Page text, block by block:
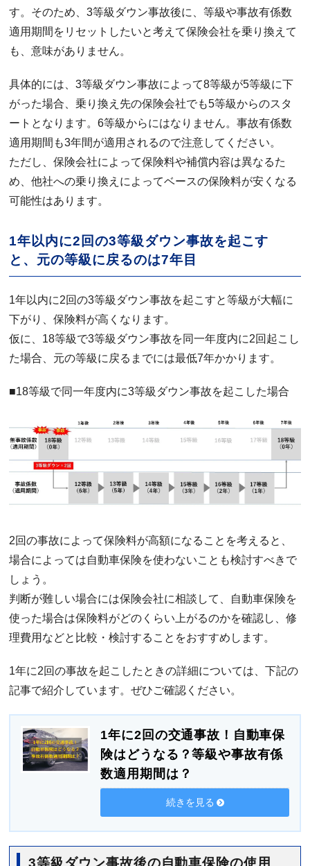
す。そのため、3等級ダウン事故後に、等級や事故有係数
適用期間をリセットしたいと考えて保険会社を乗り換えて
も、意味がありません。
具体的には、3等級ダウン事故によって8等級が5等級に下
がった場合、乗り換え先の保険会社でも5等級からのスタ
ートとなります。6等級からにはなりません。事故有係数
適用期間も3年間が適用されるので注意してください。
ただし、保険会社によって保険料や補償内容は異なるた
め、他社への乗り換えによってベースの保険料が安くなる
可能性はあります。
1年以内に2回の3等級ダウン事故を起こす
と、元の等級に戻るのは7年目
1年以内に2回の3等級ダウン事故を起こすと等級が大幅に
下がり、保険料が高くなります。
仮に、18等級で3等級ダウン事故を同一年度内に2回起こし
た場合、元の等級に戻るまでには最低7年かかります。
■18等級で同一年度内に3等級ダウン事故を起こした場合
2回の事故によって保険料が高額になることを考えると、
場合によっては自動車保険を使わないことも検討すべきで
しょう。
判断が難しい場合には保険会社に相談して、自動車保険を
使った場合は保険料がどのくらい上がるのかを確認し、修
理費用などと比較・検討することをおすすめします。
1年に2回の事故を起こしたときの詳細については、下記の
記事で紹介しています。ぜひご確認ください。
1年に2回の交通事故！自動車保
険はどうなる？等級や事故有係
数適用期間は？
続きを見る
3等級ダウン事故後の自動車保険の使用